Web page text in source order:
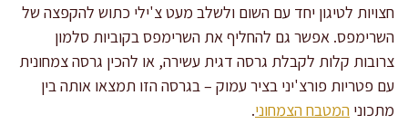
חצויות לטיגון יחד עם השום ולשלב מעט צ'ילי כתוש להקפצה של
השרימפס. אפשר גם להחליף את השרימפס בקוביות סלמון
צרובות קלות לקבלת גרסה דגית עשירה, או להכין גרסה צמחונית
עם פטריות פורצ'יני בציר עמוק – בגרסה הזו תמצאו אותה בין
מתכוני המטבח הצמחוני.